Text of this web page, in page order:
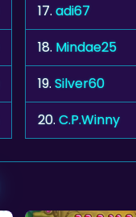
17.adi67
18. Mindae25
19.Silver60
20.C.P.Winny